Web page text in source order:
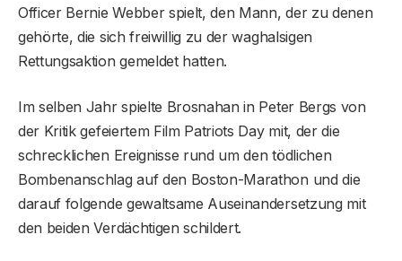
Officer Bernie Webber spielt, den Mann, der zu denen
gehörte, die sich freiwillig zu der waghalsigen
Rettungsaktion gemeldet hatten.
Im selben Jahr spielte Brosnahan in Peter Bergs von
der Kritik gefeiertem Film Patriots Day mit, der die
schrecklichen Ereignisse rund um den tödlichen
Bombenanschlag auf den Boston-Marathon und die
darauf folgende gewaltsame Auseinandersetzung mit
den beiden Verdächtigen schildert.